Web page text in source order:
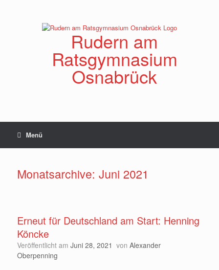
Rudern am
Ratsgymnasium
Osnabrück
Menü
Monatsarchive: Juni 2021
Erneut für Deutschland am Start: Henning
Köncke
Veröffentlicht am Juni 28, 2021 von Alexander
Oberpenning